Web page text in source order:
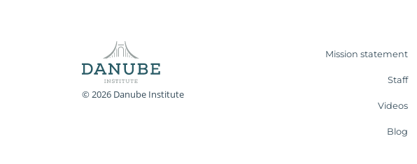
© 2026 Danube Institute
Mission statement
Staff
Videos
Blog